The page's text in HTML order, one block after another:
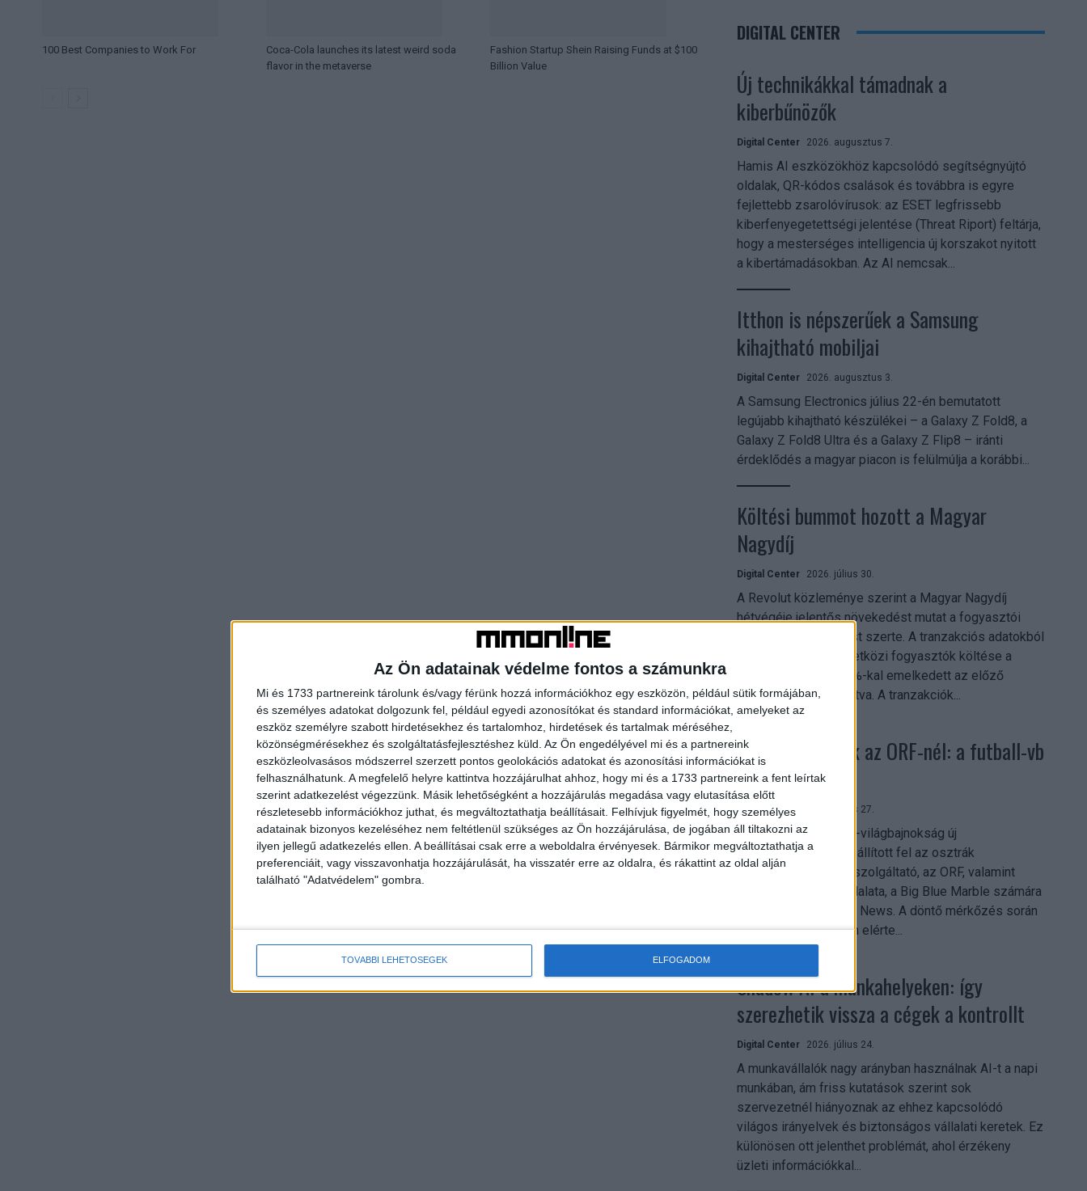
Az Ön adatainak védelme fontos a számunkra
Mi és 1733 partnereink tárolunk és/vagy férünk hozzá információkhoz egy eszközön, például sütik formájában,
és személyes adatokat dolgozunk fel, például egyedi azonosítókat és standard információkat, amelyeket az
eszköz személyre szabott hirdetésekhez és tartalomhoz, hirdetések és tartalmak méréséhez,
közönségmérésekhez és szolgáltatásfejlesztéshez küld. Az Ön engedélyével mi és a partnereink
eszközleolvasásos módszerrel szerzett pontos geolokációs adatokat és azonosítási információkat is
felhasználhatunk. A megfelelő helyre kattintva hozzájárulhat ahhoz, hogy mi és a 1733 partnereink a fent leírtak
szerint adatkezelést végezzünk. Másik lehetőségként a hozzájárulás megadása vagy elutasítása előtt
részletesebb információkhoz juthat, és megváltoztathatja beállításait. Felhívjuk figyelmét, hogy személyes
adatainak bizonyos kezeléséhez nem feltétlenül szükséges az Ön hozzájárulása, de jogában áll tiltakozni az
ilyen jellegű adatkezelés ellen. A beállításai csak erre a weboldalra érvényesek. Bármikor megváltoztathatja a
preferenciáit, vagy visszavonhatja hozzájárulását, ha visszatér erre az oldalra, és rákattint az oldal alján
található "Adatvédelem" gombra.
TOVÁBBI LEHETŐSÉGEK ELFOGADOM
100 Best Companies to Work For
Coca-Cola launches its latest weird soda
flavor in the metaverse
Fashion Startup Shein Raising Funds at $100
Billion Value
DIGITAL CENTER
Új technikákkal támadnak a
kiberbűnözők
Digital Center 2026. augusztus 7.
Hamis AI eszközökhöz kapcsolódó segítségnyújtó
oldalak, QR-kódos csalások és továbbra is egyre
fejlettebb zsarolóvírusok: az ESET legfrissebb
kiberfenyegetettségi jelentése (Threat Riport) feltárja,
hogy a mesterséges intelligencia új korszakot nyitott
a kibertámadásokban. Az AI nemcsak...
Itthon is népszerűek a Samsung
kihajtható mobiljai
Digital Center 2026. augusztus 3.
A Samsung Electronics július 22-én bemutatott
legújabb kihajtható készülékei – a Galaxy Z Fold8, a
Galaxy Z Fold8 Ultra és a Galaxy Z Flip8 – iránti
érdeklődés a magyar piacon is felülmúlja a korábbi...
Költési bummot hozott a Magyar
Nagydíj
Digital Center 2026. július 30.
A Revolut közleménye szerint a Magyar Nagydíj
hétvégéje jelentős növekedést mutat a fogyasztói
aktivitásban Budapest szerte. A tranzakciós adatokból
kiderül, hogy a nemzetközi fogyasztók költése a
versenyhétvégén 26%-kal emelkedett az előző
hétvégéhez viszonyítva. A tranzakciók...
Rekordok dőltek az ORF-nél: a futball-vb
mindent vitt
Digital Center 2026. július 27.
A 2026-os labdarúgó-világbajnokság új
streamingrekordokat állított fel az osztrák
közszolgálati műsorszolgáltató, az ORF, valamint
technológiai leányvállalata, a Big Blue Marble számára
– írja a Broadband TV News. A döntő mérkőzés során
az átlagos nézőszám elérte...
Shadow AI a munkahelyeken: így
szerezhetik vissza a cégek a kontrollt
Digital Center 2026. július 24.
A munkavállalók nagy arányban használnak AI-t a napi
munkában, ám friss kutatások szerint sok
szervezetnél hiányoznak az ehhez kapcsolódó
világos irányelvek és biztonságos vállalati keretek. Ez
különösen ott jelenthet problémát, ahol érzékeny
üzleti információkkal...